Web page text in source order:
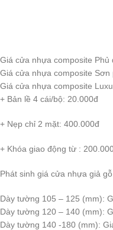
Giá cửa nhựa composite Phủ
Giá cửa nhựa composite Sơn
Giá cửa nhựa composite
+ Bản lề 4 cái/bộ: 20.000đ
+ Nẹp chỉ 2 mặt: 400.000đ
+ Khóa giao động từ :
Phát sinh giá cửa nhựa giả
Dày tường 105 – 125 (mm):
Dày tường 120 – 140 (mm):
Dày tường 140 -180 (mm):